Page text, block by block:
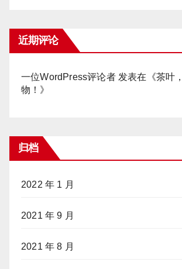
近期评论
一位WordPress评论者发表在《茶叶
物！ 》
归档
2022 年 1 月
2021 年 9 月
2021 年 8 月